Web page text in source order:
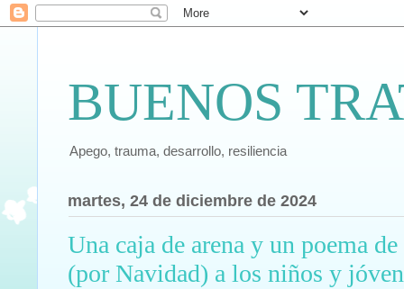
BUENOS
Apego, trauma, desarrollo, resiliencia
martes, 24 de diciembre de 2024
Una caja de arena y un poema
(por Navidad) a los niños y